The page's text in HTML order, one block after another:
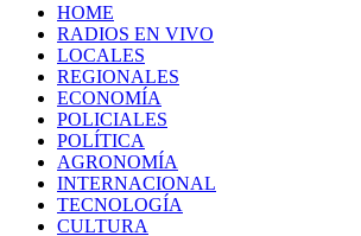
HOME
RADIOS EN VIVO
LOCALES
REGIONALES
ECONOMÍA
POLICIALES
POLÍTICA
AGRONOMÍA
INTERNACIONAL
TECNOLOGÍA
CULTURA